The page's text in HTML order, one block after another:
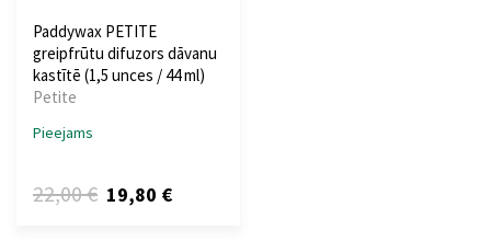
Paddywax PETITE
greipfrūtu difuzors dāvanu
kastītē (1,5 unces / 44 ml)
Petite
Pieejams
22,00 € 19,80 €